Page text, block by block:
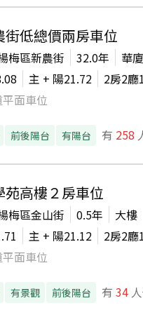
街低總價兩房車位
梅區新農街 32.0年
華廈
主 + 陽21.72 2房2廳
面車位
前後陽台 有陽台 有 258
苑高樓２房車位
梅區金山街 0.5年
大樓
主 + 陽21.12 2房2廳
面車位
有景觀 前後陽台 有 34